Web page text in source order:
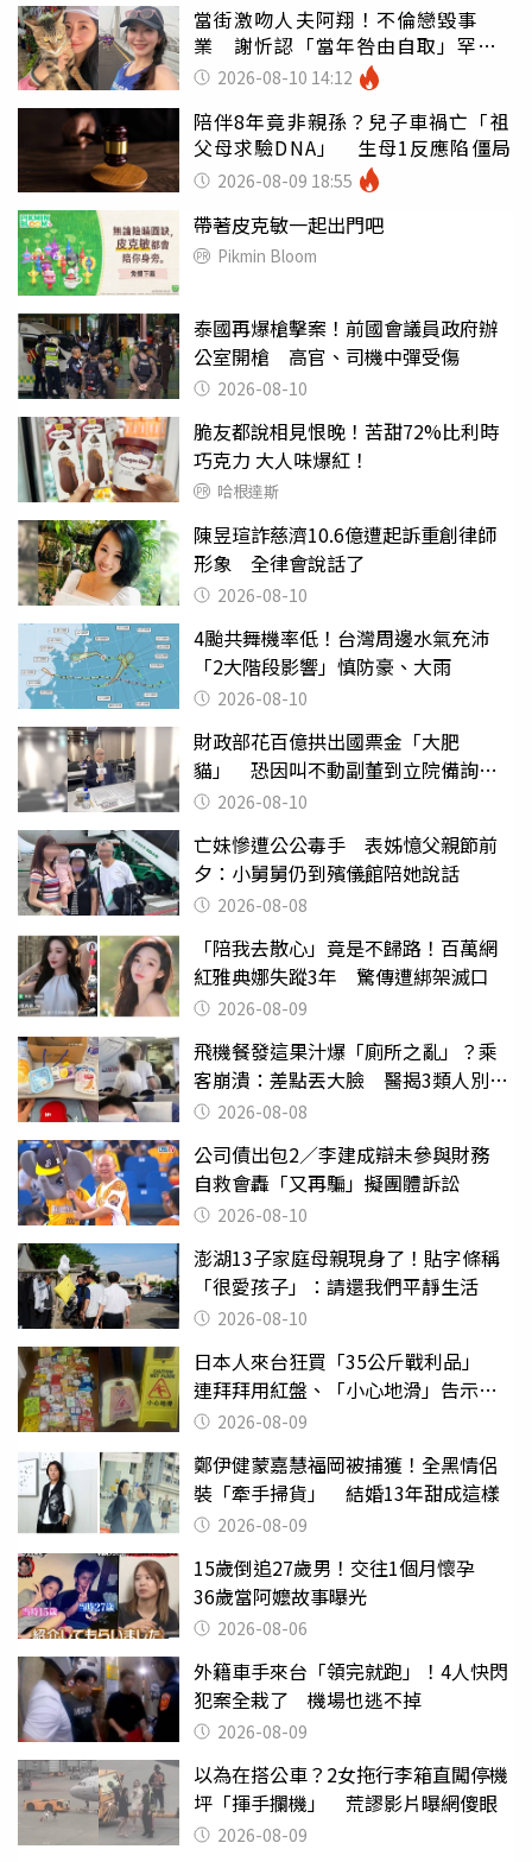
當街激吻人夫阿翔！不倫戀毀事
業 謝忻認「當年咎由自取」罕吐
心聲2026-08-10 14:12
陪伴8年竟非親孫？兒子車禍亡「祖
父母求驗DNA」 生母1反應陷僵局
2026-08-09 18:55
帶著皮克敏一起出門吧
Pikmin Bloom
泰國再爆槍擊案！前國會議員政府辦
公室開槍 高官、司機中彈受傷
2026-08-10
脆友都說相見恨晚！苦甜72%比利時
巧克力 大人味爆紅！
哈根達斯
陳昱瑄詐慈濟10.6億遭起訴重創律師
形象 全律會說話了
2026-08-10
4颱共舞機率低！台灣周邊水氣充沛
「2大階段影響」慎防豪、大雨
2026-08-10
財政部花百億拱出國票金「大肥
貓」 恐因叫不動副董到立院備詢惹
議 2026-08-10
亡妹慘遭公公毒手 表姊憶父親節前
夕：小舅舅仍到殯儀館陪她說話
2026-08-08
「陪我去散心」竟是不歸路！百萬網
紅雅典娜失蹤3年 驚傳遭綁架滅口
2026-08-09
飛機餐發這果汁爆「廁所之亂」？乘
客崩潰：差點丟大臉 醫揭3類人別亂
喝 2026-08-08
公司債出包2／李建成辯未參與財務
自救會轟「又再騙」擬團體訴訟
2026-08-10
澎湖13子家庭母親現身了！貼字條稱
「很愛孩子」：請還我們平靜生活
2026-08-10
日本人來台狂買「35公斤戰利品」
連拜拜用紅盤、「小心地滑」告示牌
也帶回家
2026-08-09
鄭伊健蒙嘉慧福岡被捕獲！全黑情侶
裝「牽手掃貨」 結婚13年甜成這樣
2026-08-09
15歲倒追27歲男！交往1個月懷孕
36歲當阿嬤故事曝光
2026-08-06
外籍車手來台「領完就跑」！4人快閃
犯案全栽了 機場也逃不掉
2026-08-09
以為在搭公車？2女拖行李箱直闖停機
坪「揮手攔機」 荒謬影片曝網傻眼
2026-08-09